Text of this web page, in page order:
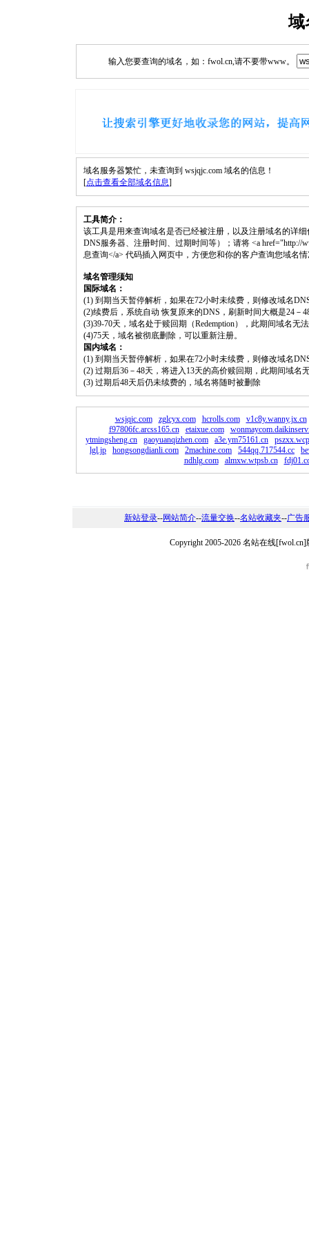
域
输入您要查询的域名，如：fwol.cn,请不要带www。
域名服务器繁忙，未查询到 wsjqjc.com 域名的信息！
[点击查看全部域名信息]
工具简介：
该工具是用来查询域名是否已经被注册，以及注册域名的详
DNS服务器、注册时间、过期时间等）；请将 <a href="http://
息查询</a> 代码插入网页中，方便您和你的客户查询您域名
域名管理须知
国际域名：
(1) 到期当天暂停解析，如果在72小时未续费，则修改域名
(2)续费后，系统自动 恢复原来的DNS，刷新时间大概是24－
(3)39-70天，域名处于赎回期（Redemption），此期间域名无
(4)75天，域名被彻底删除，可以重新注册。
国内域名：
(1) 到期当天暂停解析，如果在72小时未续费，则修改域名
(2) 过期后36－48天，将进入13天的高价赎回期，此期间域名
(3) 过期后48天后仍未续费的，域名将随时被删除
wsjqjc.com zglcyx.com hcrolls.com
v1c8y.wanny.jx.cn
f97806fc.arcss165.cn
etaixue.com
ytmingsheng.cn
gaoyuanqizhen.com a3e.ym75161.cn
lgl.jp
hongsongdianli.com 2machine.com 544qq.717544.cc
ndhlg.com
almxw.wtpsb.cn
新站登录--网站简介--流量交换--名站收藏夹--广告
Copyright 2005-2026 名站在线